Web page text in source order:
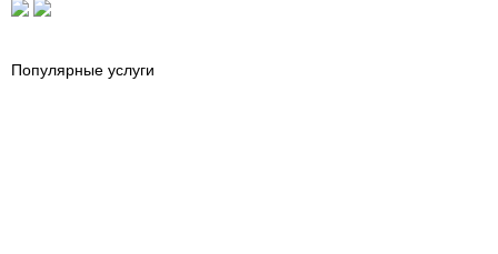
Популярные услуги